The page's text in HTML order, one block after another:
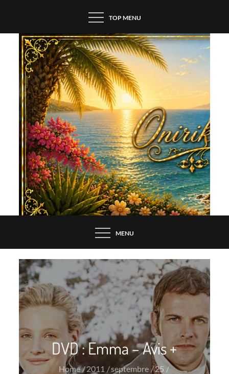
content
TOP MENU
MENU
DVD : Emma – Avis +
Home 2011 septembre
25